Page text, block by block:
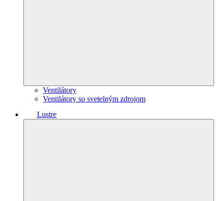
Ventilátory
Ventilátory so svetelným zdrojom
Lustre